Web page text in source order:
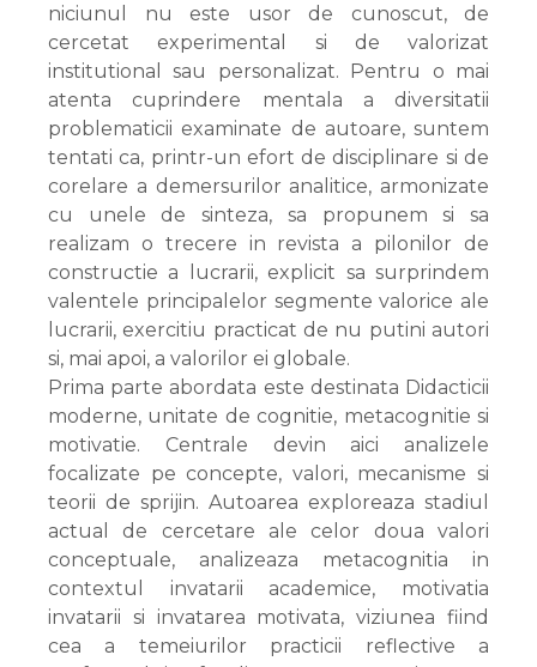
niciunul nu este usor de cunoscut, de
cercetat experimental si de valorizat
institutional sau personalizat. Pentru o mai
atenta cuprindere mentala a diversitatii
problematicii examinate de autoare, suntem
tentati ca, printr-un efort de disciplinare si de
corelare a demersurilor analitice, armonizate
cu unele de sinteza, sa propunem si sa
realizam o trecere in revista a pilonilor de
constructie a lucrarii, explicit sa surprindem
valentele principalelor segmente valorice ale
lucrarii, exercitiu practicat de nu putini autori
si, mai apoi, a valorilor ei globale.
Prima parte abordata este destinata Didacticii
moderne, unitate de cognitie, metacognitie si
motivatie. Centrale devin aici analizele
focalizate pe concepte, valori, mecanisme si
teorii de sprijin. Autoarea exploreaza stadiul
actual de cercetare ale celor doua valori
conceptuale, analizeaza metacognitia in
contextul invatarii academice, motivatia
invatarii si invatarea motivata, viziunea fiind
cea a temeiurilor practicii reflective a